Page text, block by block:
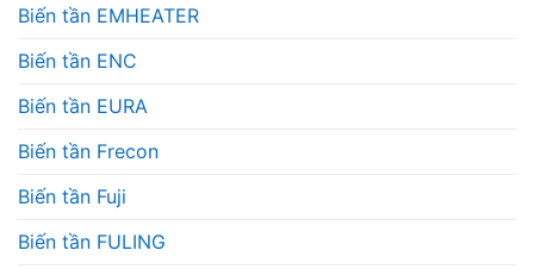
Biến tần EMHEATER
Biến tần ENC
Biến tần EURA
Biến tần Frecon
Biến tần Fuji
Biến tần FULING